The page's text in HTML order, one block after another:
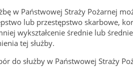
w Państwowej Straży Pożarnej
lub przestępstwo skarbowe,
wykształcenie średnie lub
tej służby.
do służby w Państwowej Straży